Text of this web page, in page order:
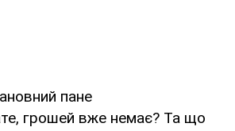
пане
грошей вже немає? Та що